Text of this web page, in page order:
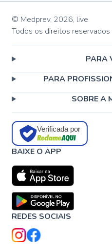
© Medprev, 2026, live
Todos os direitos reservados
PARA
PARA
SOBRE A
Verificada por
BAIXE O APP
REDES SOCIAIS